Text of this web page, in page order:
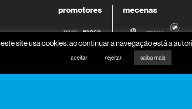
promotores
parceiros programa
mecenas
parceiros media
este site usa cookies. ao continuar a navegação está a
aceitar rejeitar saiba mais